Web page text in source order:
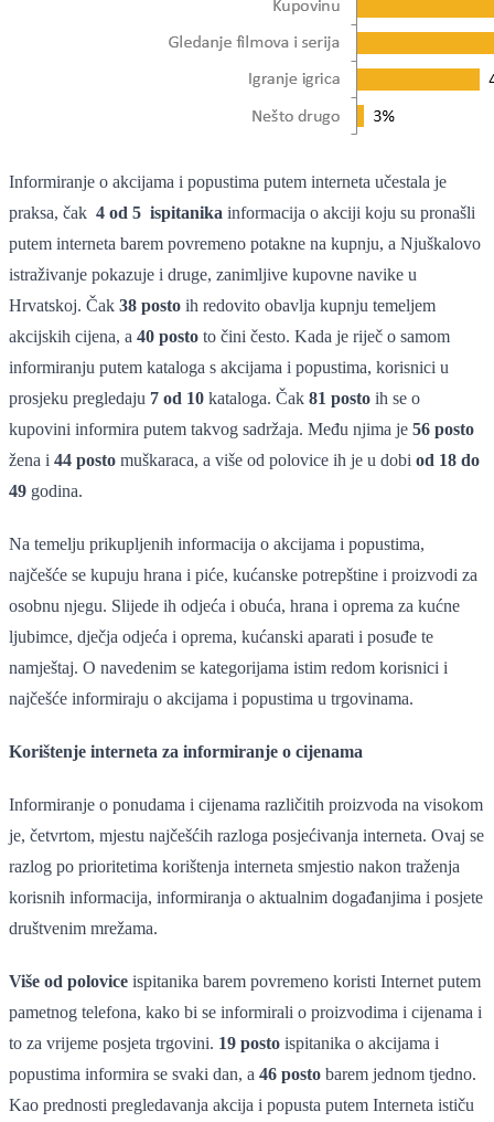
Informiranje o akcijama i popustima putem interneta učestala je
praksa, čak 4 od 5 ispitanika informacija o akciji koju su pronašli
putem interneta barem povremeno potakne na kupnju, a Njuškalovo
istraživanje pokazuje i druge, zanimljive kupovne navike u
Hrvatskoj. Čak 38 posto ih redovito obavlja kupnju temeljem
akcijskih cijena, a 40 posto to čini često. Kada je riječ o samom
informiranju putem kataloga s akcijama i popustima, korisnici u
prosjeku pregledaju 7 od 10 kataloga. Čak 81 posto ih se o
kupovini informira putem takvog sadržaja. Među njima je 56 posto
žena i 44 posto muškaraca, a više od polovice ih je u dobi od 18 do
49 godina.
Na temelju prikupljenih informacija o akcijama i popustima,
najčešće se kupuju hrana i piće, kućanske potrepštine i proizvodi za
osobnu njegu. Slijede ih odjeća i obuća, hrana i oprema za kućne
ljubimce, dječja odjeća i oprema, kućanski aparati i posuđe te
namještaj. O navedenim se kategorijama istim redom korisnici i
najčešće informiraju o akcijama i popustima u trgovinama.
Korištenje interneta za informiranje o cijenama
Informiranje o ponudama i cijenama različitih proizvoda na visokom
je, četvrtom, mjestu najčešćih razloga posjećivanja interneta. Ovaj se
razlog po prioritetima korištenja interneta smjestio nakon traženja
korisnih informacija, informiranja o aktualnim događanjima i posjete
društvenim mrežama.
Više od polovice ispitanika barem povremeno koristi Internet putem
pametnog telefona, kako bi se informirali o proizvodima i cijenama i
to za vrijeme posjeta trgovini. 19 posto ispitanika o akcijama i
popustima informira se svaki dan, a 46 posto barem jednom tjedno.
Kao prednosti pregledavanja akcija i popusta putem Interneta ističu